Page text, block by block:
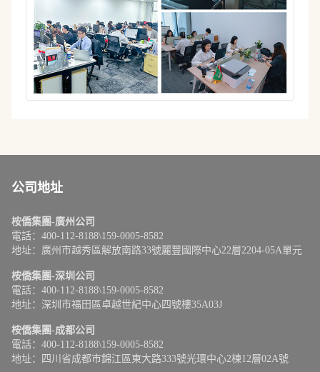
公司地址
桉僑集團-廣州公司
電話：400-112-8188\159-0005-8582
地址：廣州市越秀區解放南路33號麗豐國際中心22層2204-05A單元
桉僑集團-深圳公司
電話：400-112-8188\159-0005-8582
地址：深圳市福田區卓越世紀中心四號樓35A03J
桉僑集團-成都公司
電話：400-112-8188\159-0005-8582
地址：四川省成都市錦江區東大路333號光環中心2棟12層02A號